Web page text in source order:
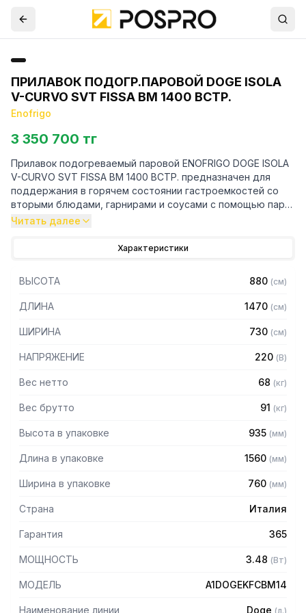
ПРИЛАВОК ПОДОГР.ПАРОВОЙ DOGE ISOLA
V-CURVO SVT FISSA BM 1400 ВСТР.
Enofrigo
3 350 700 тг
Прилавок подогреваемый паровой ENOFRIGO DOGE ISOLA
V-CURVO SVT FISSA BM 1400 ВСТР. предназначен для
поддержания в горячем состоянии гастроемкостей со
вторыми блюдами, гарнирами и соусами с помощью пара.
— Корпус из алюминий
— Ванны из нержавеющей стали AISI 304
— Электронный контроль температуры.
— Витрины из закаленного стекла
(галогенное)
Читать далее
Характеристики
ВЫСОТА 880 (см)
ДЛИНА 1470 (см)
ШИРИНА 730 (см)
НАПРЯЖЕНИЕ 220 (В)
Вес нетто 68 (кг)
Вес брутто 91 (кг)
Высота в упаковке 935 (мм)
Длина в упаковке 1560 (мм)
Ширина в упаковке 760 (мм)
Страна Италия
Гарантия 365
МОЩНОСТЬ 3.48 (Вт)
МОДЕЛЬ A1DOGEKFCBM14
Наименование линии Doge (л.)